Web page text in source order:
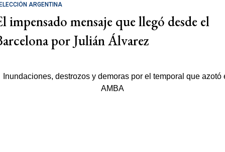
ARGENTINA
impensado mensaje que llegó desde el
por Julián Álvarez